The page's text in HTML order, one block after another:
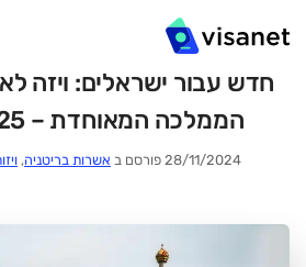
חדש עבור ישראלים: ויזה
הממלכה המאוחדת – UK ETA 2025
28/11/2024 פורסם ב אשרות בריטניה,